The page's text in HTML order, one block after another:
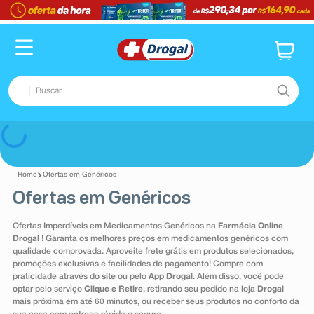
Buscar
Ofertas em Genéricos
Ofertas em Genéricos
Ofertas Imperdíveis em Medicamentos Genéricos na Farmácia Online
Drogal
! Garanta os melhores preços em medicamentos genéricos com
qualidade comprovada. Aproveite frete grátis em produtos selecionados,
promoções exclusivas e facilidades de pagamento! Compre com
praticidade através do siteou pelo App Drogal . Além disso, você pode
optar pelo serviço Clique e Retire, retirando seu pedido na loja Drogal
mais próxima em até 60 minutos, ou receber seus produtos no conforto da
TERMOS MAIS BUSCADOS
1º fralda
2º pampers confort sec max
3
5º
6º minoxidil
7º desodorante
8º teste gravidez
9º esmalte
10ºabsorvente
pampers confort sec max
3 º dipirona
4º lenço umedecido
5º tadalafila
6º minoxidil
7º desodorante